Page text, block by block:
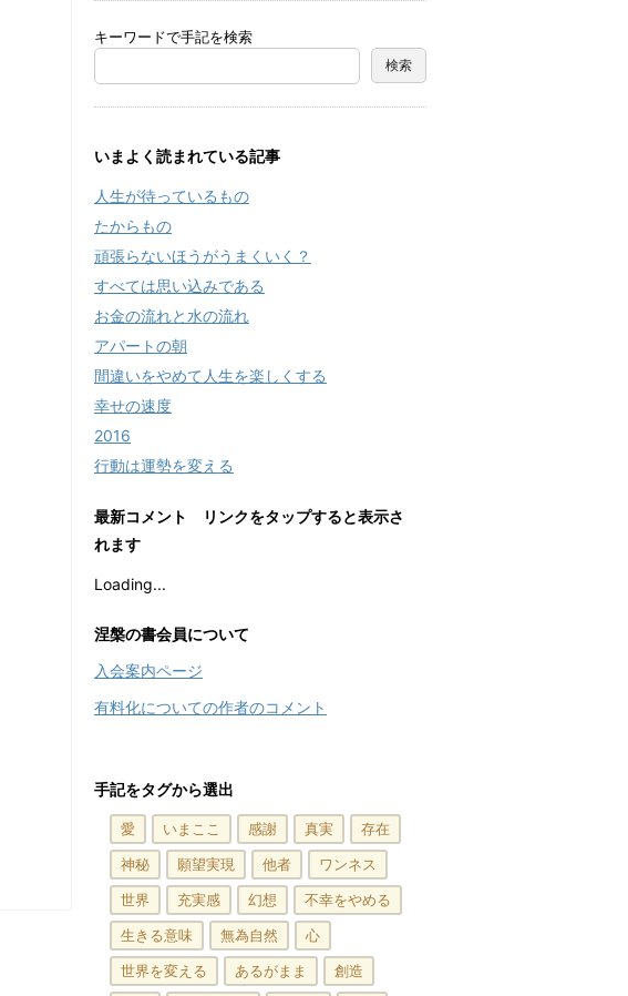
キーワードで手記を検索
いまよく読まれている記事
人生が待っているもの
たからもの
頑張らないほうがうまくいく？
すべては思い込みである
お金の流れと水の流れ
アパートの朝
間違いをやめて人生を楽しくする
幸せの速度
2016
行動は運勢を変える
最新コメント リンクをタップすると表示さ
れます
Loading...
涅槃の書会員について
入会案内ページ
有料化についての作者のコメント
手記をタグから選出
愛 いまここ 感謝 真実
存在
神秘
願望実現 他者
ワンネス
世界
充実感 幻想
不幸をやめる
生きる意味
無為自然
心
世界を変える
あるがまま 創造